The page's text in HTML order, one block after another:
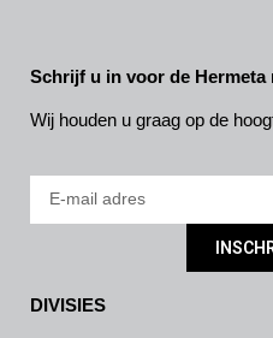
Schrijf u in voor de Hermeta
Wij houden u graag op de
DIVISIES